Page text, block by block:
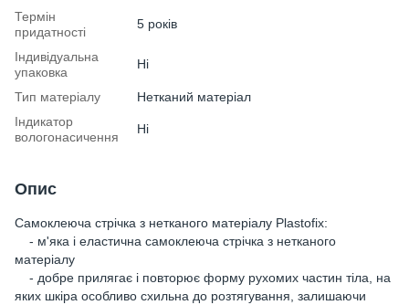
Термін
придатності
5 років
Індивідуальна
упаковка
Ні
Тип матеріалу
Нетканий матеріал
Індикатор
вологонасичення
Ні
Опис
Самоклеюча стрічка з нетканого матеріалу Plastofix:
- м'яка і еластична самоклеюча стрічка з нетканого
матеріалу
- добре прилягає і повторює форму рухомих частин тіла, на
яких шкіра особливо схильна до розтягування, залишаючи